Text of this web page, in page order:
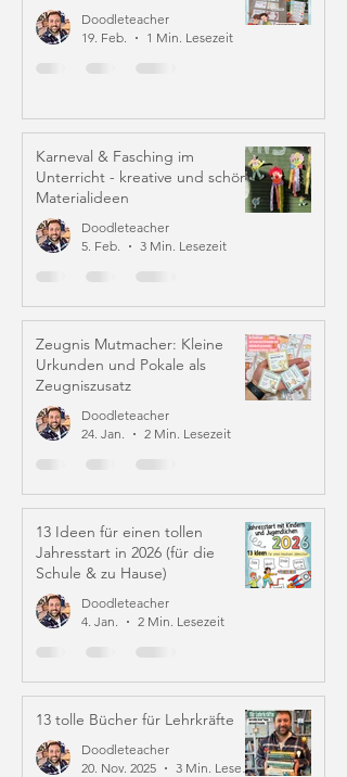
Doodleteacher
19. Feb.
1 Min. Lesezeit
Karneval & Fasching im
Unterricht - kreative und schöne
Materialideen
Doodleteacher
5. Feb.
3 Min. Lesezeit
Zeugnis Mutmacher: Kleine
Urkunden und Pokale als
Zeugniszusatz
Doodleteacher
24. Jan.
2 Min. Lesezeit
13 Ideen für einen tollen
Jahresstart in 2026 (für die
Schule & zu Hause)
Doodleteacher
4. Jan.
2 Min. Lesezeit
13 tolle Bücher für Lehrkräfte
Doodleteacher
20. Nov. 2025
3 Min. Lesezeit